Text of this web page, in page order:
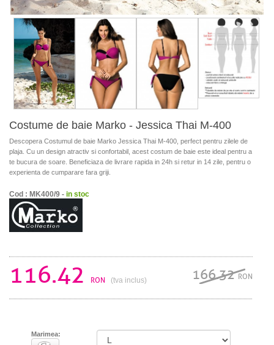
Costume de baie Marko - Jessica Thai M-400
Descopera Costumul de baie Marko Jessica Thai M-400, perfect pentru zilele de
plaja. Cu un design atractiv si confortabil, acest costum de baie este ideal pentru a
te bucura de soare. Beneficiaza de livrare rapida in 24h si retur in 14 zile, pentru o
experienta de cumparare fara griji.
Cod : MK400/9 - in stoc
116.42 RON (tva inclus) 166.32RON
Marimea: